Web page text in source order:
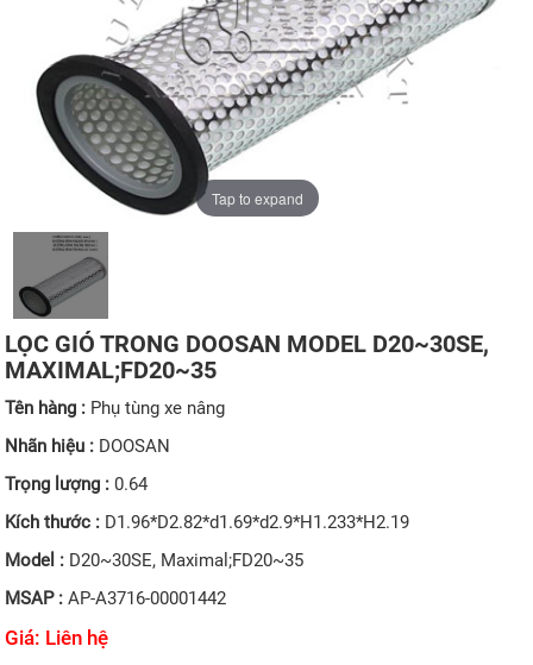
Tap to expand
LỌC GIÓ TRONG DOOSAN MODEL D20~30SE,
MAXIMAL;FD20~35
Tên hàng : Phụ tùng xe nâng
Nhãn hiệu : DOOSAN
Trọng lượng :0.64
Kích thước : D1.96*D2.82*d1.69*d2.9*H1.233*H2.19
Model : D20~30SE, Maximal;FD20~35
MSAP :AP-A3716-00001442
Giá: Liên hệ